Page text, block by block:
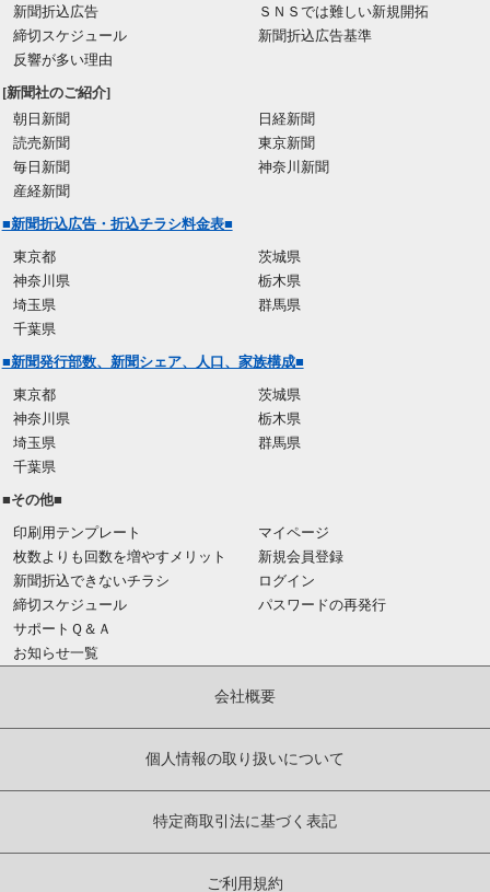
新聞折込広告
締切スケジュール
反響が多い理由
ＳＮＳでは難しい新規開拓
新聞折込広告基準
[新聞社のご紹介]
朝日新聞
読売新聞
毎日新聞
産経新聞
日経新聞
東京新聞
神奈川新聞
■新聞折込広告・折込チラシ料金表■
東京都
神奈川県
埼玉県
千葉県
茨城県
栃木県
群馬県
■新聞発行部数、新聞シェア、人口、家族構成■
東京都
神奈川県
埼玉県
千葉県
茨城県
栃木県
群馬県
■その他■
印刷用テンプレート
枚数よりも回数を増やすメリット
新聞折込できないチラシ
締切スケジュール
サポートＱ＆Ａ
お知らせ一覧
マイページ
新規会員登録
ログイン
パスワードの再発行
会社概要
個人情報の取り扱いについて
特定商取引法に基づく表記
ご利用規約